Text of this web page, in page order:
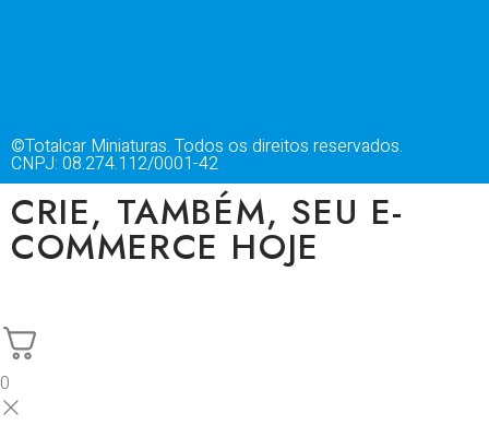
©Totalcar Miniaturas. Todos os direitos reservados.
CNPJ: 08.274.112/0001-42
CRIE, TAMBÉM, SEU E-
COMMERCE HOJE
0